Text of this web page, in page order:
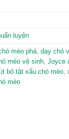
luyện
mèo phá dạy chó
mèo vệ sinh Joyce
bỏ tật xấu chó mèo
mèo